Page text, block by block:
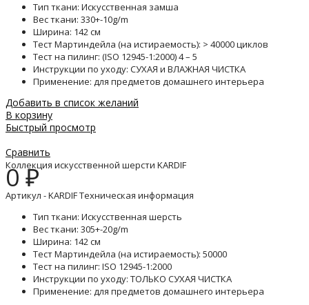
Тип ткани: Искусственная замша
Вес ткани: 330+-10g/m
Ширина: 142 см
Тест Мартиндейла (на истираемость): > 40000 циклов
Тест на пилинг: (ISO 12945-1:2000) 4 – 5
Инструкции по уходу: СУХАЯ и ВЛАЖНАЯ ЧИСТКА
Применение: для предметов домашнего интерьера
Добавить в список желаний
В корзину
Быстрый просмотр
Сравнить
Коллекция искусственной шерсти KARDIF
0₽
Артикул - KARDIF Техническая информация
Тип ткани: Искусственная шерсть
Вес ткани: 305+-20g/m
Ширина: 142 см
Тест Мартиндейла (на истираемость): 50000
Тест на пилинг: ISO 12945-1:2000
Инструкции по уходу: ТОЛЬКО СУХАЯ ЧИСТКА
Применение: для предметов домашнего интерьера